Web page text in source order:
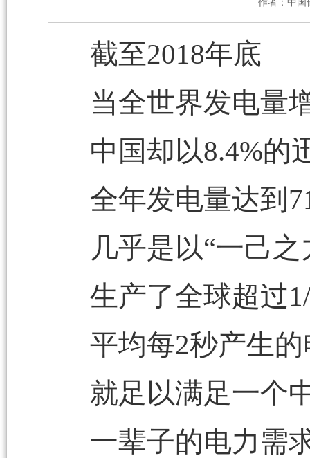
作者：中国
截至2018年底
当全世界发电量
中国却以8.4%的
全年发电量达到
几乎是以“一己之
生产了全球超过
平均每2秒产生
就足以满足一个
一辈子的电力需